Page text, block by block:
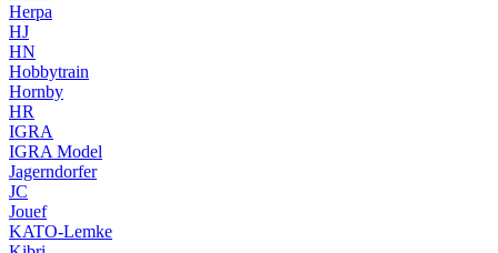
Herpa
HJ
HN
Hobbytrain
Hornby
HR
IGRA
IGRA Model
Jagerndorfer
JC
Jouef
KATO-Lemke